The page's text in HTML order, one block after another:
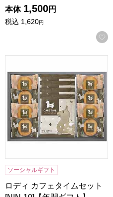
本体 1,500円
税込 1,620円
ロディ カフェタイムセット
ソーシャルギフト
ロディ カフェタイムセット